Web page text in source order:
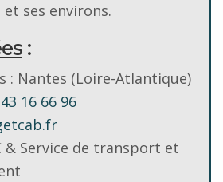
ses environs.
:
: Nantes (Loire-Atlantique)
16 66 96
& Service de transport et